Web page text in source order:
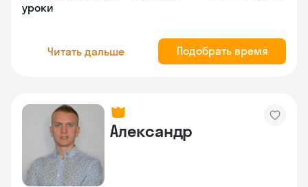
уроки
Читать дальше Подобрать время
Александр